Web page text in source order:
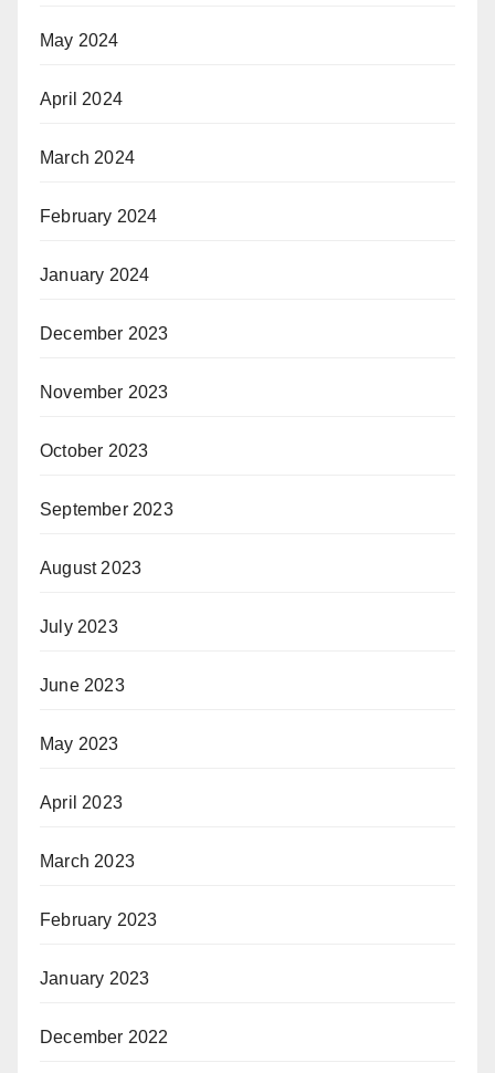
May 2024
April 2024
March 2024
February 2024
January 2024
December 2023
November 2023
October 2023
September 2023
August 2023
July 2023
June 2023
May 2023
April 2023
March 2023
February 2023
January 2023
December 2022